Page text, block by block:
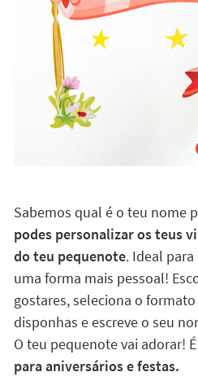
Sabemos qual é o teu nome
podes personalizar os teus
do teu pequenote. Ideal
uma forma mais pessoal!
gostares, seleciona o
disponhas e escreve o seu
O teu pequenote vai adorar!
para aniversários e festas.